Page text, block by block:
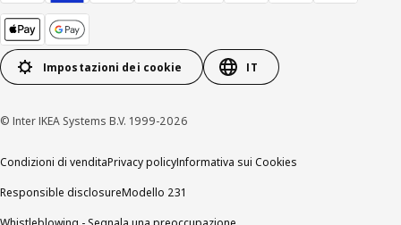
Impostazioni dei cookie IT
© Inter IKEA Systems B.V. 1999-2026
Condizioni di venditaPrivacy policyInformativa sui Cookies
Responsible disclosureModello 231